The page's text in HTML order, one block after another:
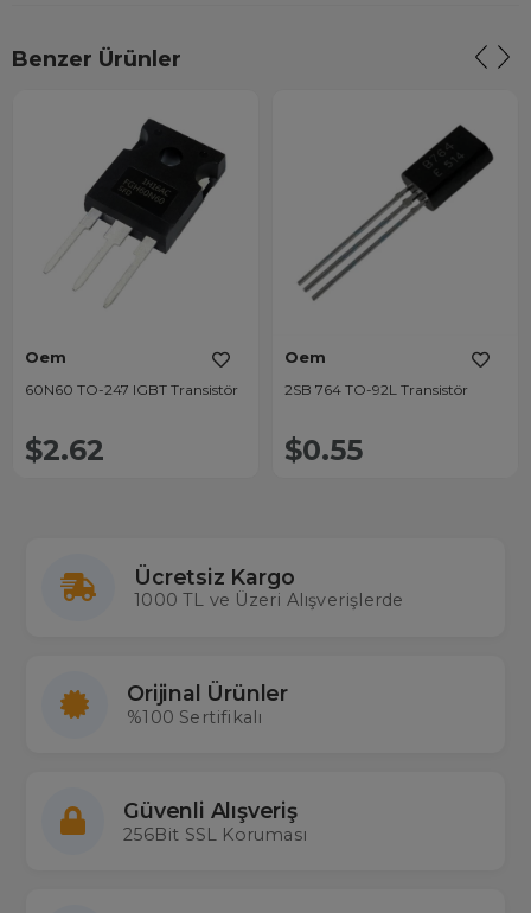
Benzer Ürünler
Oem
60N60 TO-247 IGBT Transistör
$2.62
Oem
2SB 764 TO-92L Transistör
$0.55
Ücretsiz Kargo
1000 TL ve Üzeri Alışverişlerde
Orijinal Ürünler
%100 Sertifikalı
Güvenli Alışveriş
256Bit SSL Koruması